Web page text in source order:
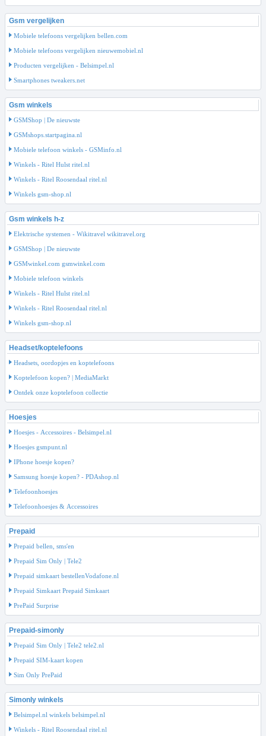
Gsm vergelijken
Mobiele telefoons vergelijken bellen.com
Mobiele telefoons vergelijken nieuwemobiel.nl
Producten vergelijken - Belsimpel.nl
Smartphones tweakers.net
Gsm winkels
GSMShop | De nieuwste
GSMshops.startpagina.nl
Mobiele telefoon winkels - GSMinfo.nl
Winkels - Ritel Hulst ritel.nl
Winkels - Ritel Roosendaal ritel.nl
Winkels gsm-shop.nl
Gsm winkels h-z
Elektrische systemen - Wikitravel wikitravel.org
GSMShop | De nieuwste
GSMwinkel.com gsmwinkel.com
Mobiele telefoon winkels
Winkels - Ritel Hulst ritel.nl
Winkels - Ritel Roosendaal ritel.nl
Winkels gsm-shop.nl
Headset/koptelefoons
Headsets, oordopjes en koptelefoons
Koptelefoon kopen? | MediaMarkt
Ontdek onze koptelefoon collectie
Hoesjes
Hoesjes - Accessoires - Belsimpel.nl
Hoesjes gsmpunt.nl
IPhone hoesje kopen?
Samsung hoesje kopen? - PDAshop.nl
Telefoonhoesjes
Telefoonhoesjes & Accessoires
Prepaid
Prepaid bellen, sms'en
Prepaid Sim Only | Tele2
Prepaid simkaart bestellenVodafone.nl
Prepaid Simkaart Prepaid Simkaart
PrePaid Surprise
Prepaid-simonly
Prepaid Sim Only | Tele2 tele2.nl
Prepaid SIM-kaart kopen
Sim Only PrePaid
Simonly winkels
Belsimpel.nl winkels belsimpel.nl
Winkels - Ritel Roosendaal ritel.nl